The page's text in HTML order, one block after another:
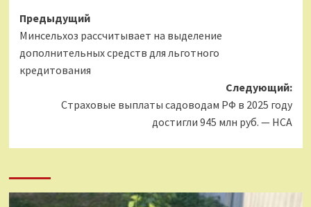
Навигация
записи
Предыдущий
Минсельхоз рассчитывает на выделение
дополнительных средств для льготного
кредитования
Следующий:
Страховые выплаты садоводам РФ в 2025 году
достигли 945 млн руб. — НСА